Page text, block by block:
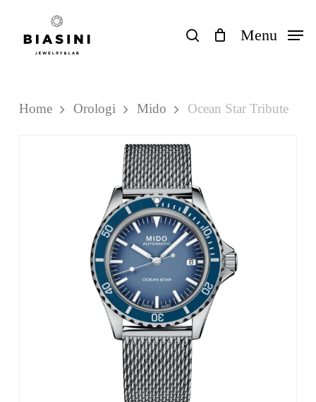
search Menu
Carrello
Close
Cart
Home Orologi Mido Ocean Star Tribute